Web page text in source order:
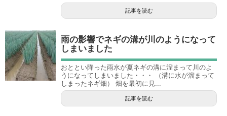
記事を読む
雨の影響でネギの溝が川のようになって
しまいました
おととい降った雨水が夏ネギの溝に溜まって川のよ
うになってしまいました・・・ （溝に水が溜まって
しまったネギ畑） 畑を最初に見...
記事を読む